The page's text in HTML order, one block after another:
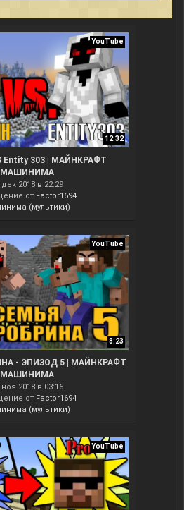
YouTube
12:32
Entity 303 | МАЙНКРАФТ
МАШИНИМА
дек 2018 в 22:29
от Factor1694
(мультики)
YouTube
8:23
- ЭПИЗОД 5 | МАЙНКРАФТ
МАШИНИМА
ноя 2018 в 03:16
от Factor1694
(мультики)
YouTube